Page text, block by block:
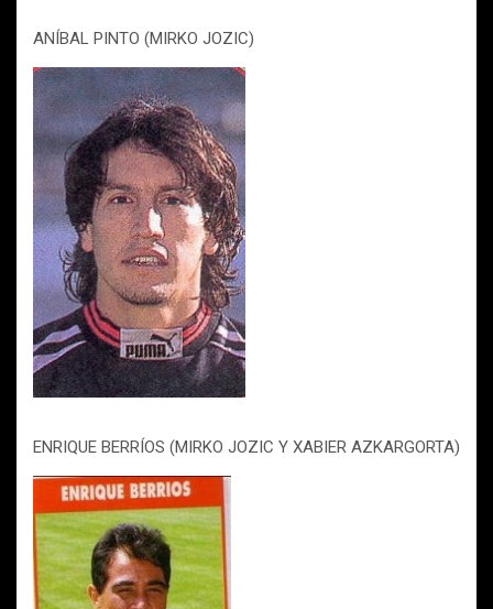
ANÍBAL PINTO (MIRKO JOZIC)
ENRIQUE BERRÍOS (MIRKO JOZIC Y XABIER AZKARGORTA)